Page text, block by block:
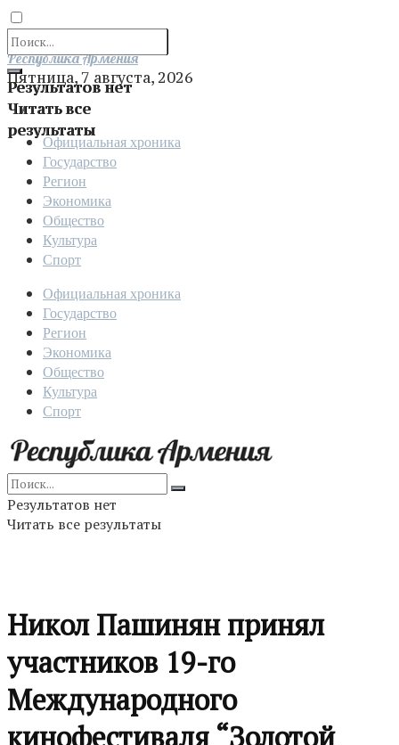
Результатов нет
Читать все
результаты
Отправить
Республика Армения
Пятница, 7 августа, 2026
Официальная хроника
Государство
Регион
Экономика
Общество
Культура
Спорт
Официальная хроника
Государство
Регион
Экономика
Общество
Культура
Спорт
Результатов нет
Читать все результаты
Никол Пашинян принял
участников 19-го
Международного
кинофестиваля “Золотой